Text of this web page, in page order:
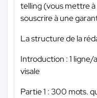
telling (vous mettre
souscrire à une
La structure de la
Introduction : 1
visale
Partie 1 : 300 mots.